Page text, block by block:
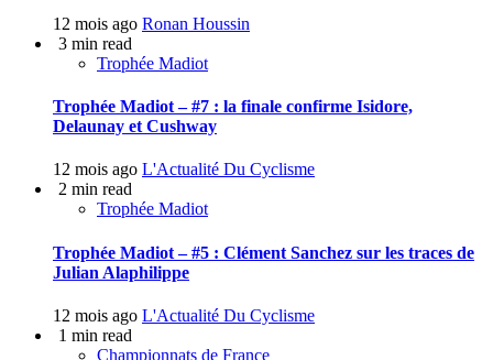
12 mois ago Ronan Houssin
3 min read
Trophée Madiot
Trophée Madiot – #7 : la finale confirme Isidore,
Delaunay et Cushway
12 mois ago L'Actualité Du Cyclisme
2 min read
Trophée Madiot
Trophée Madiot – #5 : Clément Sanchez sur les traces de
Julian Alaphilippe
12 mois ago L'Actualité Du Cyclisme
1 min read
Championnats de France